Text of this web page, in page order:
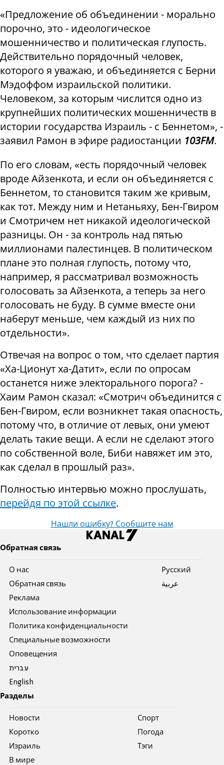
«Предложение об объединении - морально
порочно, это - идеологическое
мошенничество и политическая глупость.
Действительно порядочный человек,
которого я уважаю, и объединяется с Берни
Мэдоффом израильской политики.
Человеком, за которым числится одно из
крупнейших политических мошенничеств в
истории государства Израиль - с Беннетом», -
заявил Рамон в эфире радиостанции 103FM.
По его словам, «есть порядочный человек
вроде Айзенкота, и если он объединяется с
Беннетом, то становится таким же кривым,
как тот. Между ним и Нетаньяху, Бен-Гвиром
и Смотричем нет никакой идеологической
разницы. Он - за контроль над пятью
миллионами палестинцев. В политическом
плане это полная глупость, потому что,
например, я рассматривал возможность
голосовать за Айзенкота, а теперь за него
голосовать не буду. В сумме вместе они
наберут меньше, чем каждый из них по
отдельности».
Отвечая на вопрос о том, что сделает партия
«Ха-Ционут ха-Датит», если по опросам
останется ниже электорального порога? -
Хаим Рамон сказал: «Смотрич объединится с
Бен-Гвиром, если возникнет такая опасность,
потому что, в отличие от левых, они умеют
делать такие вещи. А если не сделают этого
по собственной воле, Биби навяжет им это,
как сделал в прошлый раз».
Полностью интервью можно прослушать,
перейдя по этой ссылке.
Нашли ошибку? Сообщите нам
Обратная связь
О нас
Обратная связь
Реклама
Использование информации
Политика конфиденциальности
Специальные возможности
Оповещения
עברית
English
Pусский
عربية
Разделы
Новости
Коротко
Израиль
В мире
Спорт
Погода
Тэги